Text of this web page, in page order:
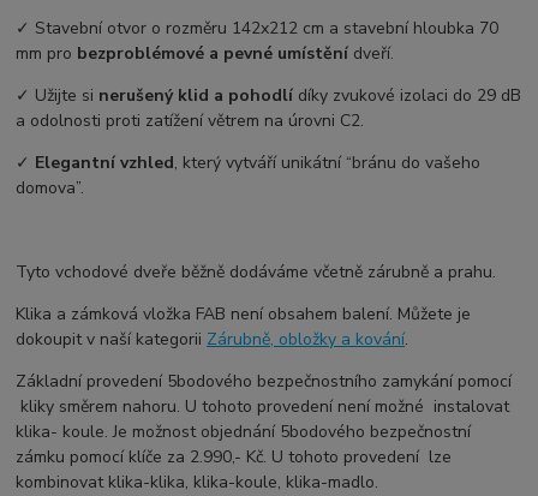
✓ Stavební otvor o rozměru 142x212 cm a stavební hloubka 70
mm pro bezproblémové a pevné umístění dveří.
✓ Užijte si nerušený klid a pohodlí díky zvukové izolaci do 29 dB
a odolnosti proti zatížení větrem na úrovni C2.
✓ Elegantní vzhled, který vytváří unikátní “bránu do vašeho
domova”.
Tyto vchodové dveře běžně dodáváme včetně zárubně a prahu.
Klika a zámková vložka FAB není obsahem balení. Můžete je
dokoupit v naší kategorii Zárubně, obložky a kování.
Základní provedení 5bodového bezpečnostního zamykání pomocí
kliky směrem nahoru. U tohoto provedení není možné instalovat
klika- koule. Je možnost objednání 5bodového bezpečnostní
zámku pomocí klíče za 2.990,- Kč. U tohoto provedení lze
kombinovat klika-klika, klika-koule, klika-madlo.